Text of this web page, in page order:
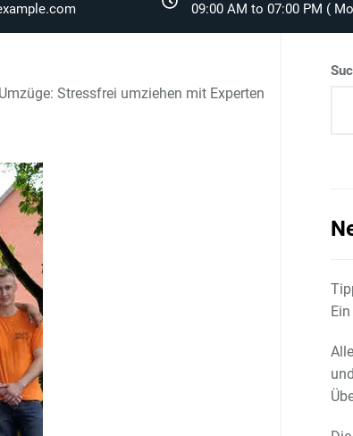
09:00 AM to 07:00 PM (
Stressfrei umziehen mit Experten